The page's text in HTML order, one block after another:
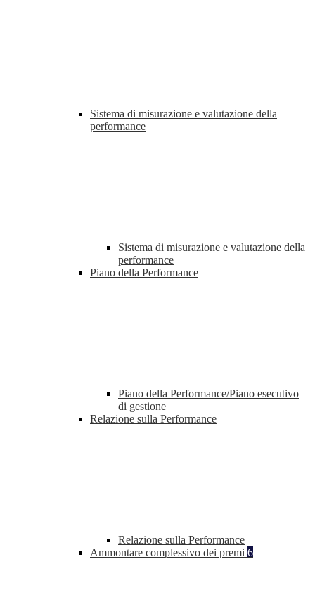
Sistema di misurazione e valutazione della
performance
Sistema di misurazione e valutazione della
performance
Piano della Performance
Piano della Performance/Piano esecutivo
di gestione
Relazione sulla Performance
Relazione sulla Performance
Ammontare complessivo dei premi 6